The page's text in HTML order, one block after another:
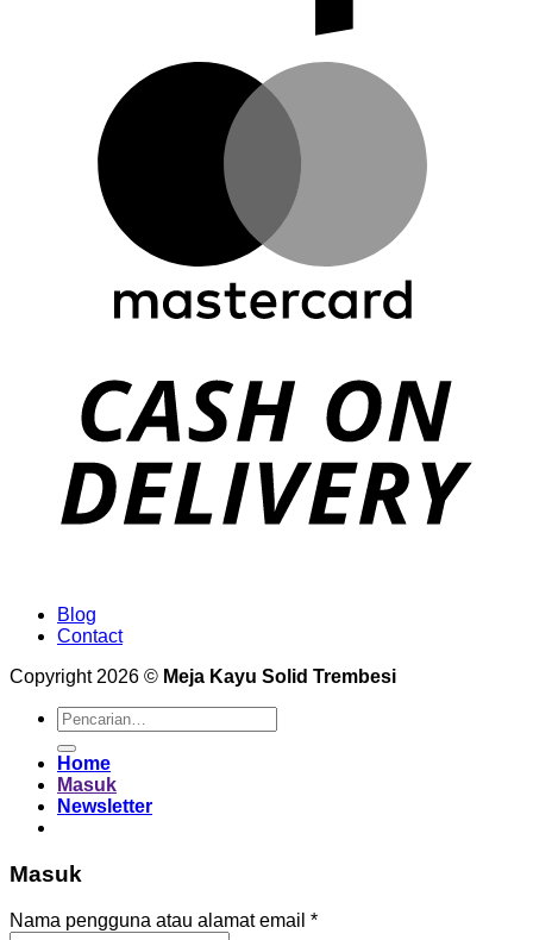
Blog
Contact
Copyright 2026 © Meja Kayu Solid Trembesi
Pencarian
untuk:
Home
Masuk
Newsletter
Masuk
Nama pengguna atau alamat email *Wajib